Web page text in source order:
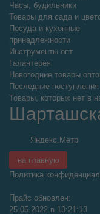
Часы, будильники
Товары для сада и
Посуда и кухонные
принадлежности
Инструменты опт
Галантерея
Новогодние товары
Последние поступления
Товары, которых нет в
на главную
Политика
Прайс обновлен:
25.05.2022 в 13:21:13